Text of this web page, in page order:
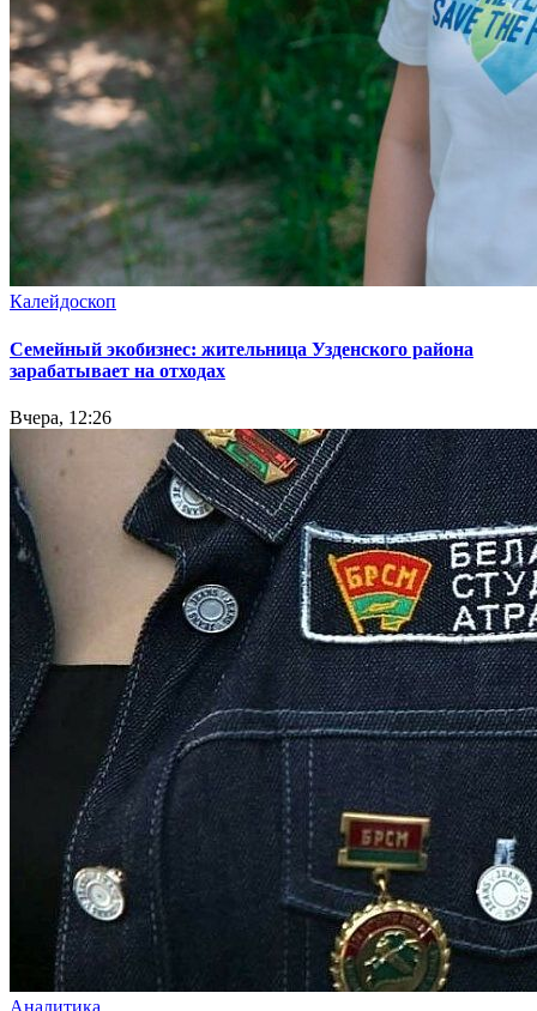
Калейдоскоп
Семейный экобизнес: жительница Узденского района
зарабатывает на отходах
Вчера, 12:26
Аналитика